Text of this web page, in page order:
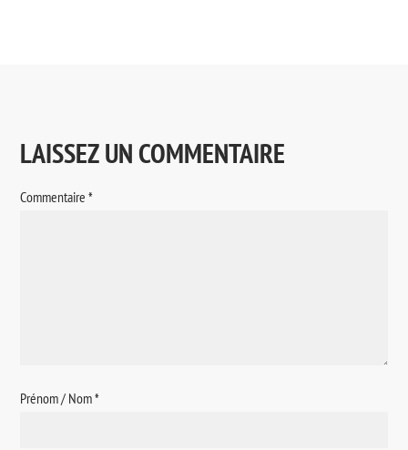
LAISSEZ UN COMMENTAIRE
Commentaire*
Prénom / Nom*